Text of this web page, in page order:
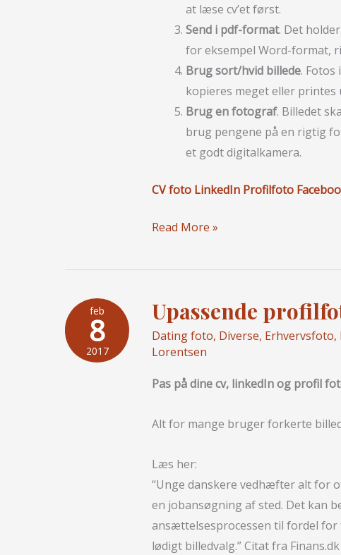
at læse cv’et først.
Send i pdf-format. Det
for eksempel Word-format,
Brug sort/hvid billede.
kopieres meget eller printes
Brug en fotograf. Billedet
brug pengene på en rigtig
et godt digitalkamera.
CV foto LinkedIn Profilfoto
5
råd
foto
på
CV’et
job
Read More »
feb
8
2017
Upassende
Dating foto, Diverse, Erhvervsfoto,
Lorentsen
Pas på dine cv, linkedIn og profil
Alt for mange bruger forkerte
Læs her:
“Unge danskere vedhæfter alt for
en jobansøgning af sted. Det kan
ansættelsesprocessen til fordel for
lødigt billedvalg.” Citat fra Finans.dk